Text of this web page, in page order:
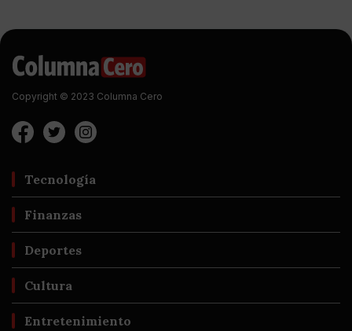
Copyright © 2023 Columna Cero
Tecnología
Finanzas
Deportes
Cultura
Entretenimiento